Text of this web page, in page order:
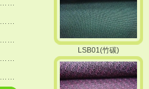
LSB01(竹碳)